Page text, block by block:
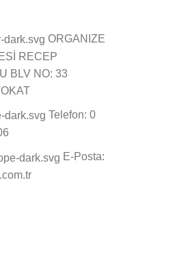
ORGANIZE
RECEP
BLV NO: 33
Telefon: 0
E-Posta: